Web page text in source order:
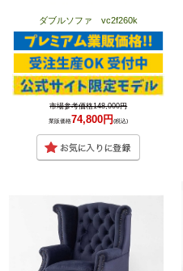
ダブルソファ vc2f260k
市場参考価格148,000円
業販価格74,800円(税込)